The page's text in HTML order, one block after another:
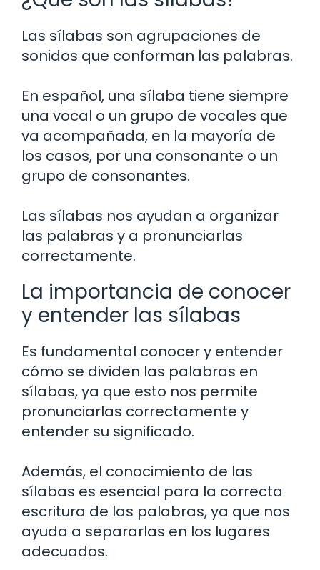
Las sílabas son agrupaciones de
sonidos que conforman las palabras.
En español, una sílaba tiene siempre
una vocal o un grupo de vocales que
va acompañada, en la mayoría de
los casos, por una consonante o un
grupo de consonantes.
Las sílabas nos ayudan a organizar
las palabras y a pronunciarlas
correctamente.
La importancia de conocer
y entender las sílabas
Es fundamental conocer y entender
cómo se dividen las palabras en
sílabas, ya que esto nos permite
pronunciarlas correctamente y
entender su significado.
Además, el conocimiento de las
sílabas es esencial para la correcta
escritura de las palabras, ya que nos
ayuda a separarlas en los lugares
adecuados.